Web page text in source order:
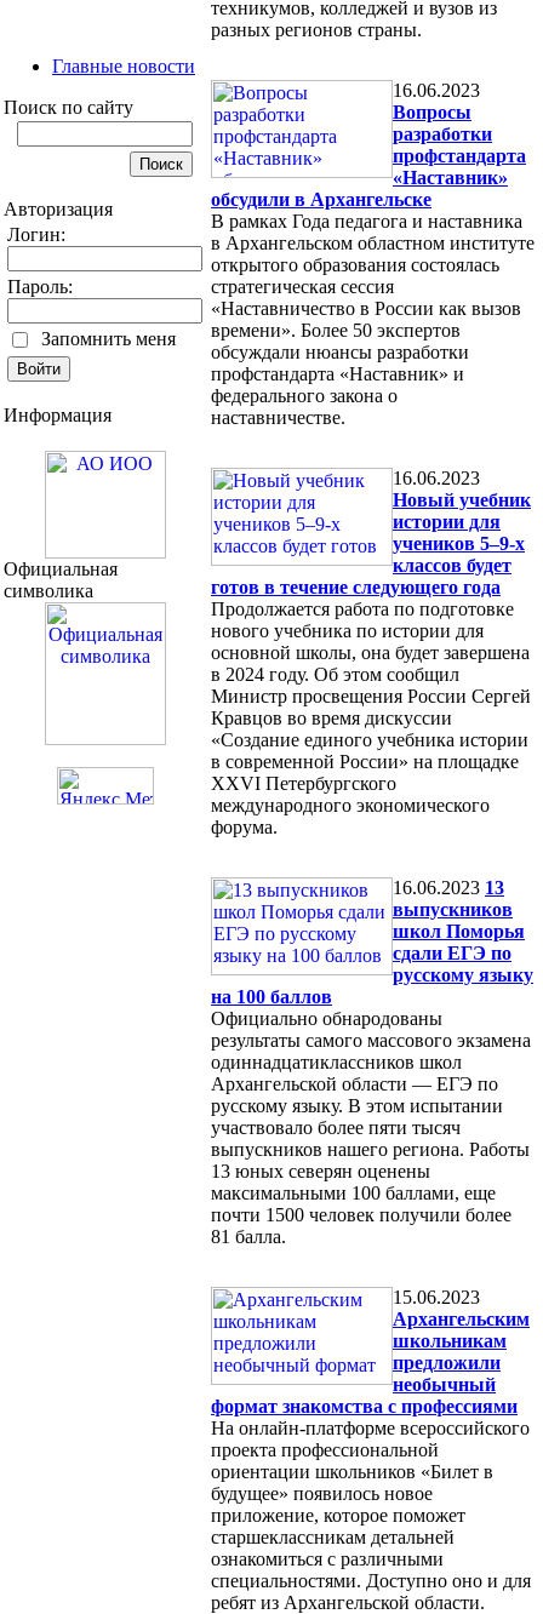
Главные новости
Поиск по сайту
Авторизация
Логин:
Пароль:
Запомнить меня
Информация
Официальная
символика
техникумов, колледжей и вузов из
разных регионов страны.
16.06.2023
Вопросы
разработки
профстандарта
«Наставник»
обсудили в Архангельске
В рамках Года педагога и наставника
в Архангельском областном институте
открытого образования состоялась
стратегическая сессия
«Наставничество в России как вызов
времени». Более 50 экспертов
обсуждали нюансы разработки
профстандарта «Наставник» и
федерального закона о
наставничестве.
16.06.2023
Новый учебник
истории для
учеников 5–9-х
классов будет
готов в течение следующего года
Продолжается работа по подготовке
нового учебника по истории для
основной школы, она будет завершена
в 2024 году. Об этом сообщил
Министр просвещения России Сергей
Кравцов во время дискуссии
«Создание единого учебника истории
в современной России» на площадке
XXVI Петербургского
международного экономического
форума.
16.06.2023 13
выпускников
школ Поморья
сдали ЕГЭ по
русскому языку
на 100 баллов
Официально обнародованы
результаты самого массового экзамена
одиннадцатиклассников школ
Архангельской области — ЕГЭ по
русскому языку. В этом испытании
участвовало более пяти тысяч
выпускников нашего региона. Работы
13 юных северян оценены
максимальными 100 баллами, еще
почти 1500 человек получили более
81 балла.
15.06.2023
Архангельским
школьникам
предложили
необычный
формат знакомства с профессиями
На онлайн-платформе всероссийского
проекта профессиональной
ориентации школьников «Билет в
будущее» появилось новое
приложение, которое поможет
старшеклассникам детальней
ознакомиться с различными
специальностями. Доступно оно и для
ребят из Архангельской области.